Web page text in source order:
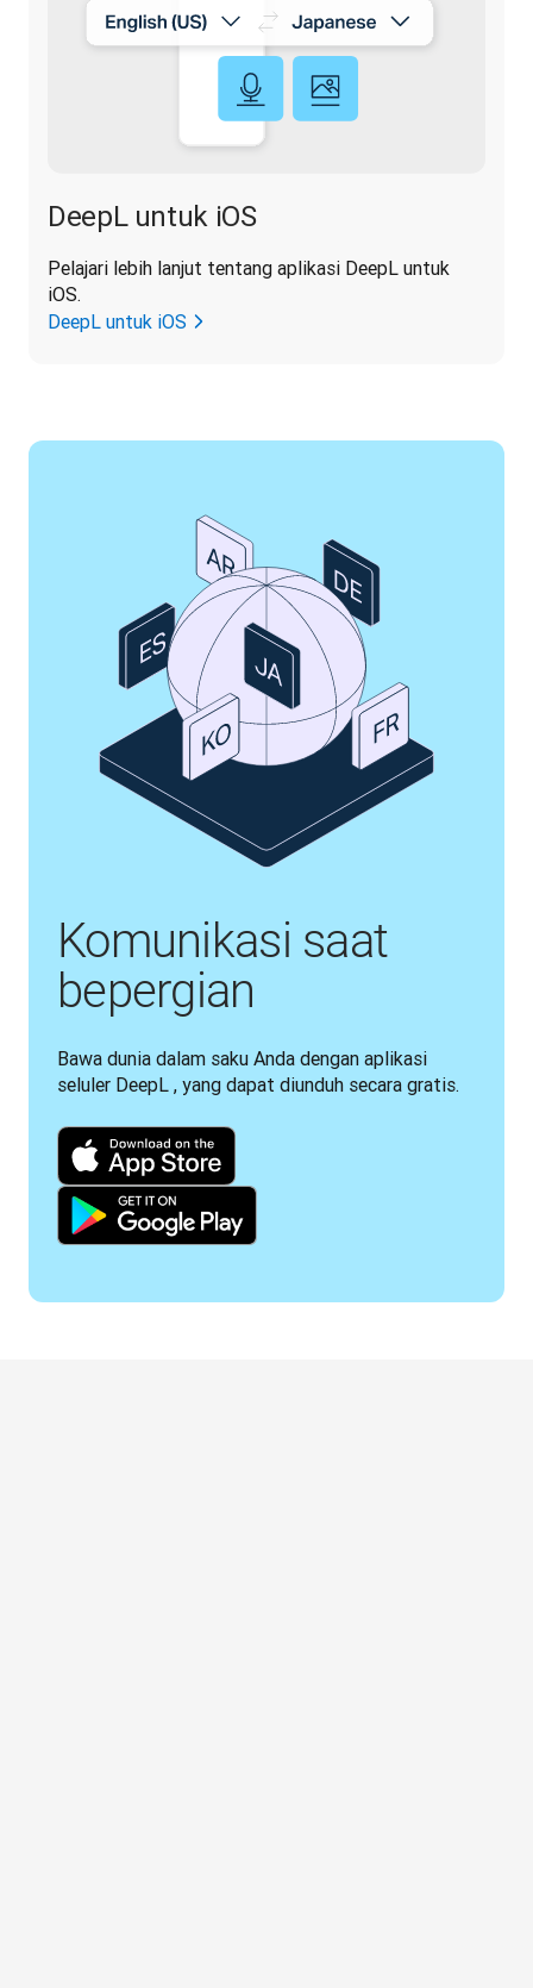
DeepL untuk iOS
Pelajari lebih lanjut tentang aplikasi DeepL untuk
iOS.
DeepL untuk iOS
Komunikasi saat
bepergian
Bawa dunia dalam saku Anda dengan aplikasi
seluler DeepL , yang dapat diunduh secara gratis.